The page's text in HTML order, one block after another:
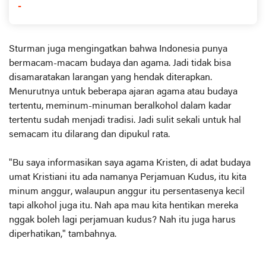
-
Sturman juga mengingatkan bahwa Indonesia punya
bermacam-macam budaya dan agama. Jadi tidak bisa
disamaratakan larangan yang hendak diterapkan.
Menurutnya untuk beberapa ajaran agama atau budaya
tertentu, meminum-minuman beralkohol dalam kadar
tertentu sudah menjadi tradisi. Jadi sulit sekali untuk hal
semacam itu dilarang dan dipukul rata.
"Bu saya informasikan saya agama Kristen, di adat budaya
umat Kristiani itu ada namanya Perjamuan Kudus, itu kita
minum anggur, walaupun anggur itu persentasenya kecil
tapi alkohol juga itu. Nah apa mau kita hentikan mereka
nggak boleh lagi perjamuan kudus? Nah itu juga harus
diperhatikan," tambahnya.